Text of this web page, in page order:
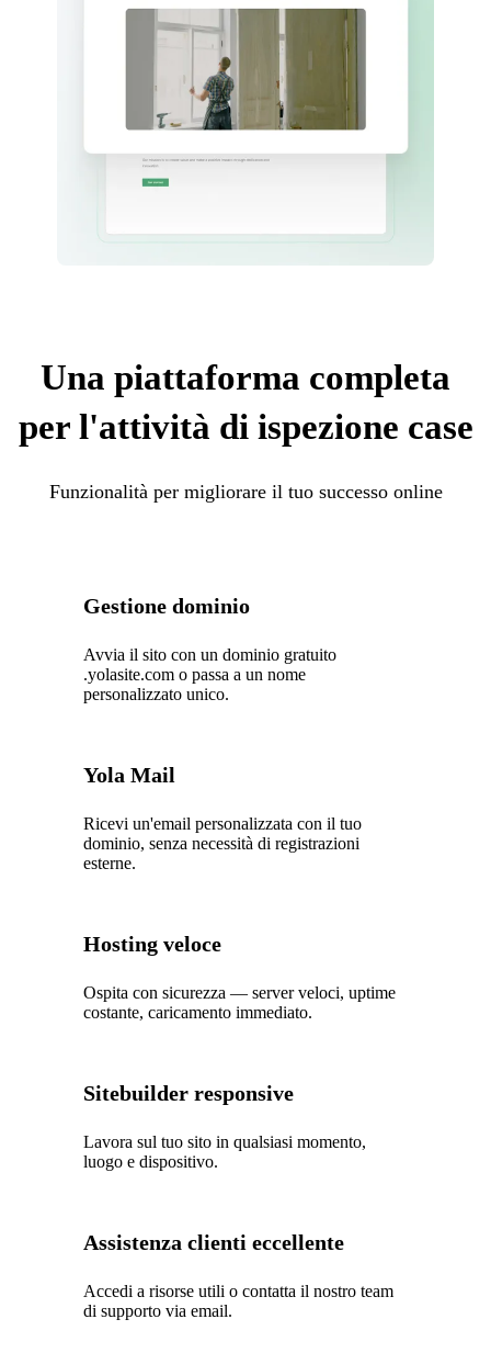
Una piattaforma completa
per l'attività di ispezione case
Funzionalità per migliorare il tuo successo online
Gestione dominio
Avvia il sito con un dominio gratuito
.yolasite.com o passa a un nome
personalizzato unico.
Yola Mail
Ricevi un'email personalizzata con il tuo
dominio, senza necessità di registrazioni
esterne.
Hosting veloce
Ospita con sicurezza — server veloci, uptime
costante, caricamento immediato.
Sitebuilder responsive
Lavora sul tuo sito in qualsiasi momento,
luogo e dispositivo.
Assistenza clienti eccellente
Accedi a risorse utili o contatta il nostro team
di supporto via email.